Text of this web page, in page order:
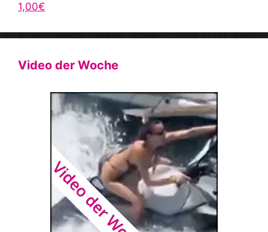
1,00€
Video der Woche